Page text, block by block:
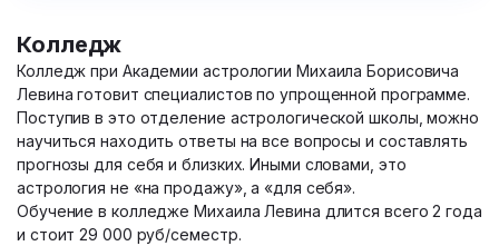
Колледж
Колледж при Академии астрологии Михаила Борисовича
Левина готовит специалистов по упрощенной программе.
Поступив в это отделение астрологической школы, можно
научиться находить ответы на все вопросы и составлять
прогнозы для себя и близких. Иными словами, это
астрология не «на продажу», а «для себя».
Обучение в колледже Михаила Левина длится всего 2 года
и стоит 29 000 руб/семестр.